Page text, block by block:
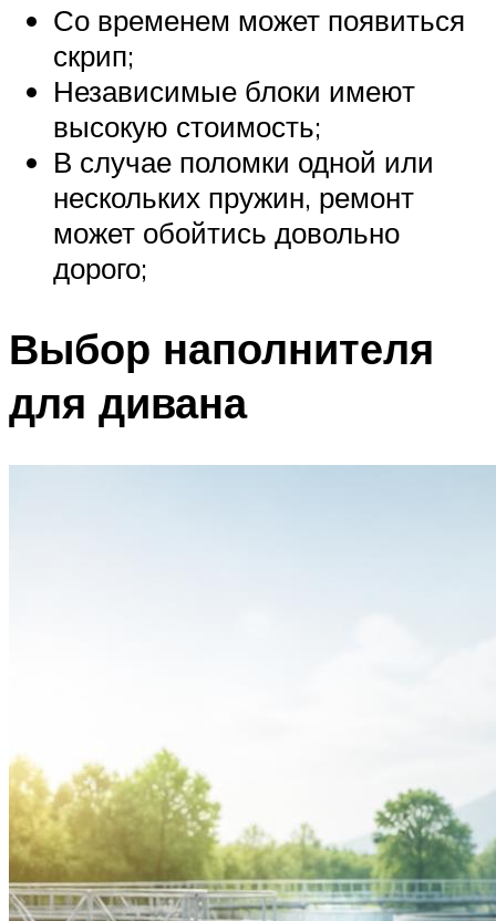
Со временем может появиться
скрип;
Независимые блоки имеют
высокую стоимость;
В случае поломки одной или
нескольких пружин, ремонт
может обойтись довольно
дорого;
Выбор наполнителя
для дивана